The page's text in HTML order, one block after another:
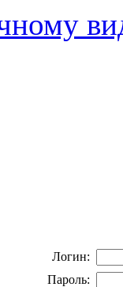
Логин:
Пароль: